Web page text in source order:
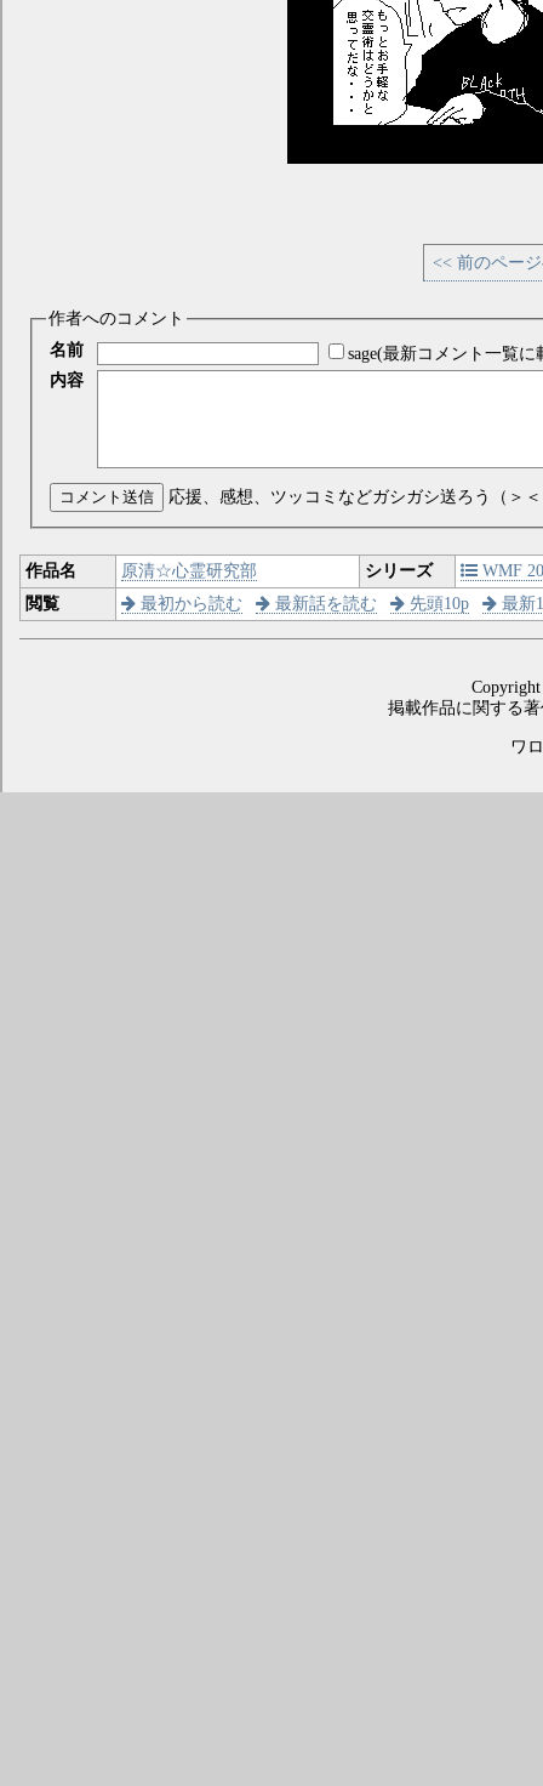
<< 前のペー
作者へのコメント
名前
sage(最新コメント一覧に
内容
コメント送信 応援、感想、ツッコミなどガシガシ送ろう（＞
作品名 原清☆心霊研究部 シリーズ
WMF
閲覧
最初から読む 最新話を読む 先頭10p 最新
掲載作品に関する
ワ